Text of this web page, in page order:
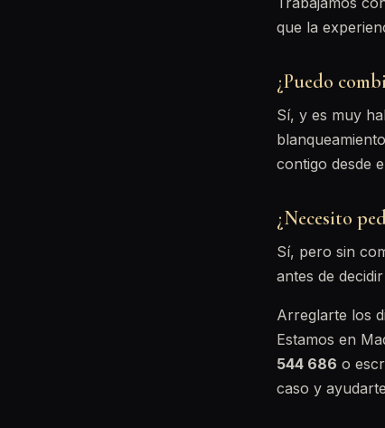
que la
¿Puedo
Sí, y es muy
contigo desde
¿Necesito
Sí, pero sin
antes de
Arreglarte los
Estamos en
544 686 o
caso y